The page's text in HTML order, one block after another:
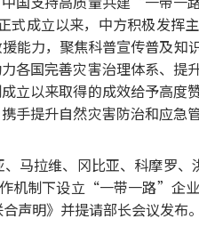
成立以来，中方积极发挥
能力，聚焦科普宣传普及知
各国完善灾害治理体系、提
以来取得的成效给予高度
手提升自然灾害防治和应急
拉维、冈比亚、科摩罗、
机制下设立“一带一路”
声明》并提请部长会议发布。